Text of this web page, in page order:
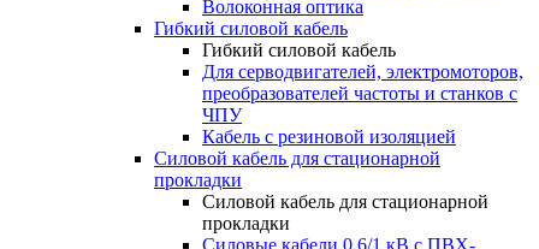
Волоконная оптика
Гибкий силовой кабель
Гибкий силовой кабель
Для серводвигателей, электромоторов,
преобразователей частоты и станков с
ЧПУ
Кабель с резиновой изоляцией
Силовой кабель для стационарной
прокладки
Силовой кабель для стационарной
прокладки
Силовые кабели 0,6/1 кВ с ПВХ-